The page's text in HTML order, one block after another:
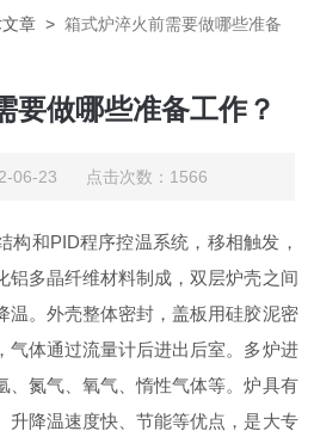
章 >箱式炉淬火前需要做哪些准备
要做哪些准备工作？
06-23 点击次数：1566
构和PID程序控温系统，移相触发，
铝多晶纤维材料制成，双层炉壳之间
温。外壳整体密封，盖板用硅胶泥密
气体通过流量计后进出后室。多炉进
、氮气、氧气、惰性气体等。炉具有
升降温速度快、节能等优点，是大专